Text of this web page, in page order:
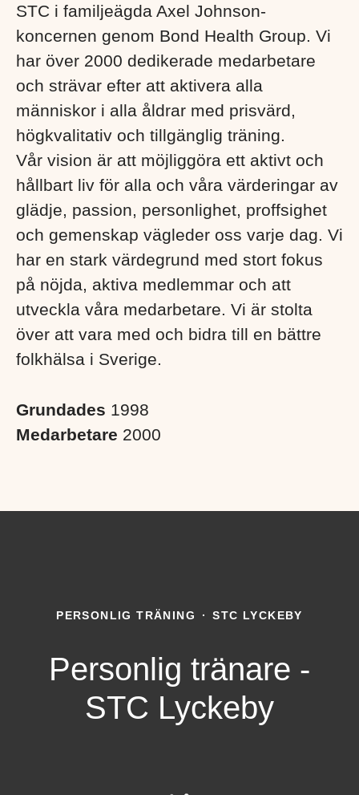
STC i familjeägda Axel Johnson-
koncernen genom Bond Health Group. Vi
har över 2000 dedikerade medarbetare
och strävar efter att aktivera alla
människor i alla åldrar med prisvärd,
högkvalitativ och tillgänglig träning.
Vår vision är att möjliggöra ett aktivt och
hållbart liv för alla och våra värderingar av
glädje, passion, personlighet, proffsighet
och gemenskap vägleder oss varje dag. Vi
har en stark värdegrund med stort fokus
på nöjda, aktiva medlemmar och att
utveckla våra medarbetare. Vi är stolta
över att vara med och bidra till en bättre
folkhälsa i Sverige. ​
Grundades 1998
Medarbetare 2000
PERSONLIG TRÄNING · STC LYCKEBY
Personlig tränare -
STC Lyckeby